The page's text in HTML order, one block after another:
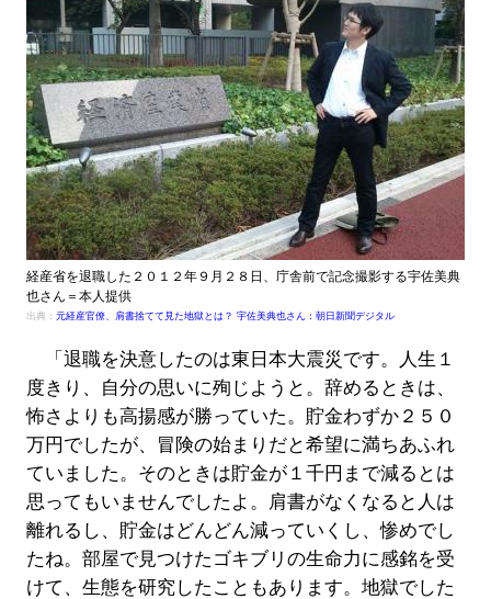
経産省を退職した２０１２年９月２８日、庁舎前で記念撮影する宇佐美典
也さん＝本人提供
出典： 元経産官僚、肩書捨てて見た地獄とは？ 宇佐美典也さん：朝日新聞デジタル
「退職を決意したのは東日本大震災です。人生１
度きり、自分の思いに殉じようと。辞めるときは、
怖さよりも高揚感が勝っていた。貯金わずか２５０
万円でしたが、冒険の始まりだと希望に満ちあふれ
ていました。そのときは貯金が１千円まで減るとは
思ってもいませんでしたよ。肩書がなくなると人は
離れるし、貯金はどんどん減っていくし、惨めでし
たね。部屋で見つけたゴキブリの生命力に感銘を受
けて、生態を研究したこともあります。地獄でした